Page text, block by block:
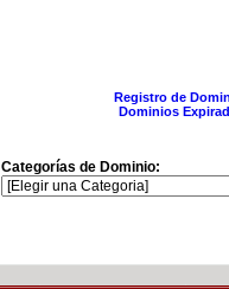
Registro de
Dominios
Categorías de Dominio: